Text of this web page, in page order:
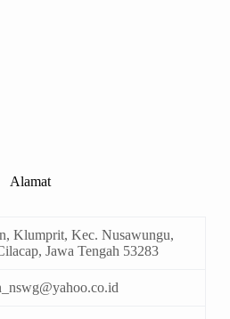
Alamat
Klumprit, Kec. Nusawungu,
Jawa Tengah 53283